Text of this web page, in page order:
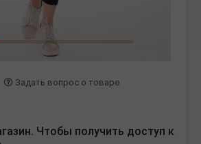
Задать вопрос о товаре
Чтобы получить доступ к